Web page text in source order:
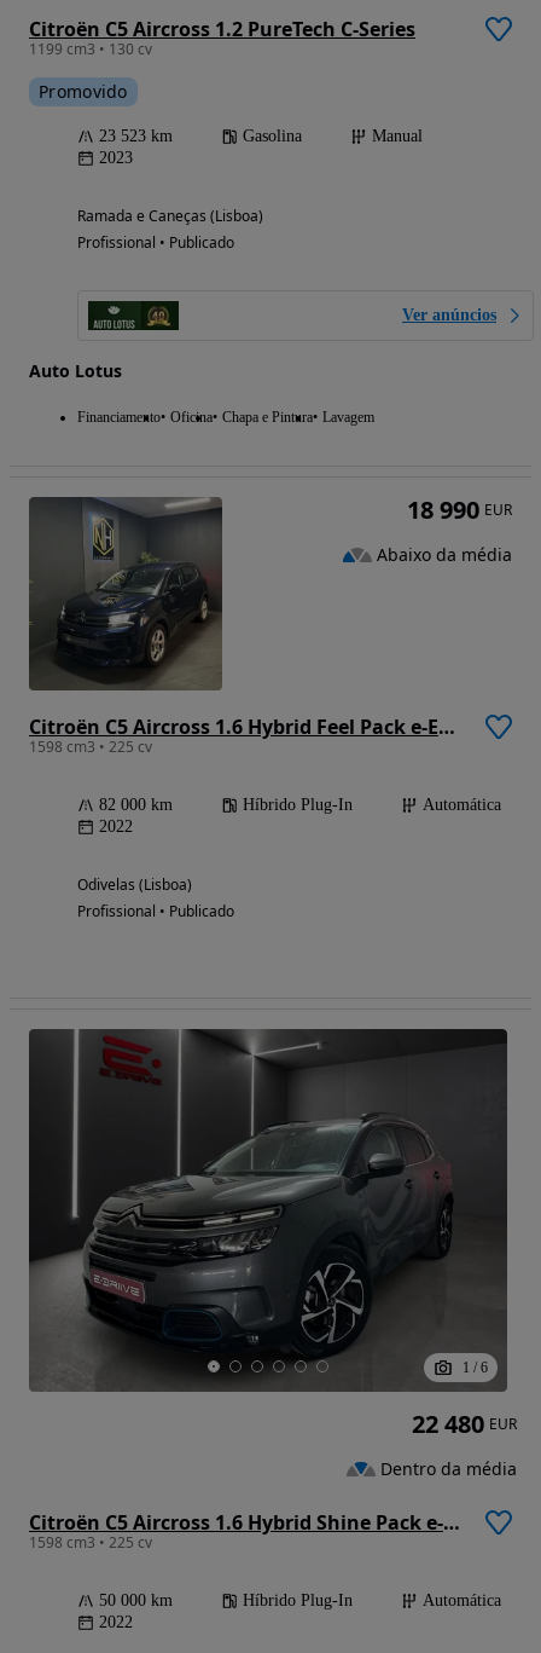
Citroën C5 Aircross 1.2 PureTech C-Series
1199 cm3 • 130 cv
Promovido
23 523 km Gasolina
Manual
2023
Ramada e Caneças (Lisboa)
Profissional • Publicado
Ver anúncios
Auto Lotus
Financiamento Oficina Chapa e Pintura Lavagem
Citroën C5 Aircross 1.6 Hybrid Feel Pack e-EAT8
1598 cm3 • 225 cv
82 000 km Híbrido Plug-In
Automática
2022
Odivelas (Lisboa)
Profissional • Publicado
18 990 EUR
Abaixo da média
1 / 6
Citroën C5 Aircross 1.6 Hybrid Shine Pack e-EAT8
1598 cm3 • 225 cv
50 000 km Híbrido Plug-In
Automática
2022
22 480 EUR
Dentro da média